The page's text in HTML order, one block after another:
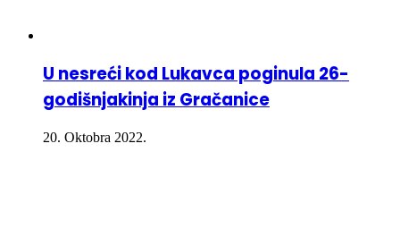
U nesreći kod Lukavca poginula 26-
godišnjakinja iz Gračanice
20. Oktobra 2022.